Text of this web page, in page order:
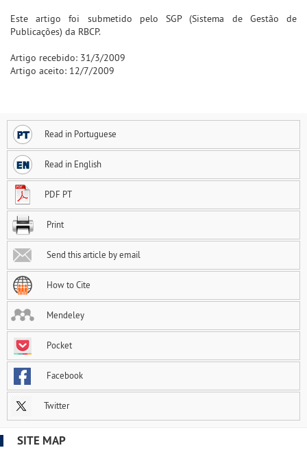
Este artigo foi submetido pelo SGP (Sistema de Gestão de
Publicações) da RBCP.
Artigo recebido: 31/3/2009
Artigo aceito: 12/7/2009
Read in Portuguese
Read in English
PDF PT
Print
Send this article by email
How to Cite
Mendeley
Pocket
Facebook
Twitter
SITE MAP